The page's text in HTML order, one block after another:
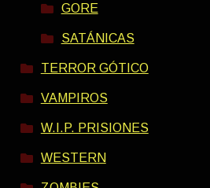
GORE
SATÁNICAS
TERROR GÓTICO
VAMPIROS
W.I.P. PRISIONES
WESTERN